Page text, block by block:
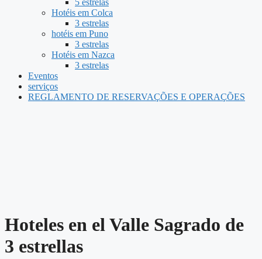
Hotéis em Colca
3 estrelas
hotéis em Puno
3 estrelas
Hotéis em Nazca
3 estrelas
Eventos
serviços
REGLAMENTO DE RESERVAÇÕES E OPERAÇÕES
Hoteles en el Valle Sagrado de
3 estrellas